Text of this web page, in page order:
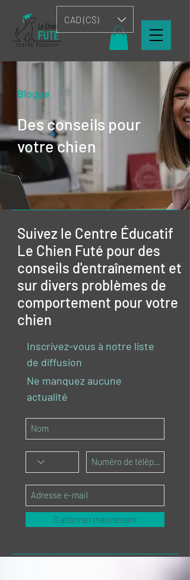
CAD (C$)
Blogue
Des conseils pour
votre chien
Suivez le Centre Éducatif
Le Chien Futé pour des
conseils d'entraînement et
sur divers problèmes de
comportement pour votre
chien
Inscrivez-vous à notre liste
de diffusion
Ne manquez aucune
actualité
S`abonner maintenant